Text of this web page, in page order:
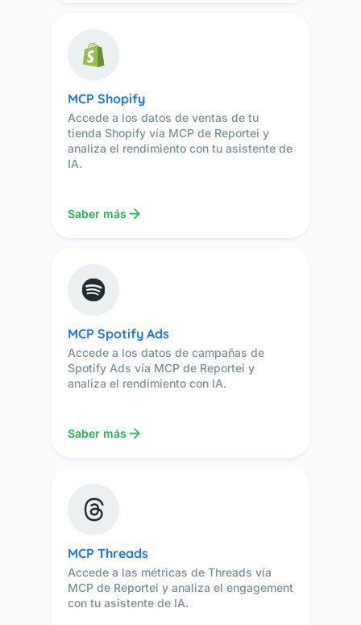
MCP Shopify
Accede a los datos de ventas de tu
tienda Shopify vía MCP de Reportei y
analiza el rendimiento con tu asistente de
IA.
Saber más
MCP Spotify Ads
Accede a los datos de campañas de
Spotify Ads vía MCP de Reportei y
analiza el rendimiento con IA.
Saber más
MCP Threads
Accede a las métricas de Threads vía
MCP de Reportei y analiza el engagement
con tu asistente de IA.